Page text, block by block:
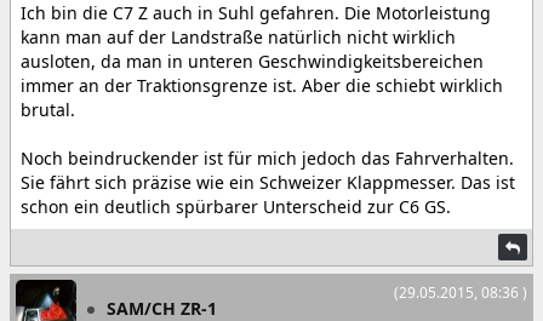
Ich bin die C7 Z auch in Suhl gefahren. Die Motorleistung
kann man auf der Landstraße natürlich nicht wirklich
ausloten, da man in unteren Geschwindigkeitsbereichen
immer an der Traktionsgrenze ist. Aber die schiebt wirklich
brutal.
Noch beindruckender ist für mich jedoch das Fahrverhalten.
Sie fährt sich präzise wie ein Schweizer Klappmesser. Das ist
schon ein deutlich spürbarer Unterscheid zur C6 GS.
(29.05.2015, 08:36 )
SAM/CH ZR-1